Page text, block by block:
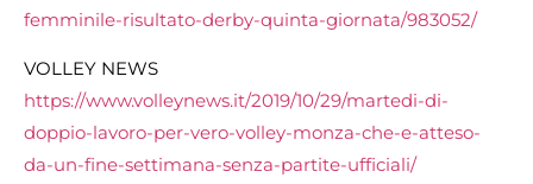
femminile-risultato-derby-quinta-giornata/983052/
VOLLEY NEWS
https://www.volleynews.it/2019/10/29/martedi-di-
doppio-lavoro-per-vero-volley-monza-che-e-atteso-
da-un-fine-settimana-senza-partite-ufficiali/